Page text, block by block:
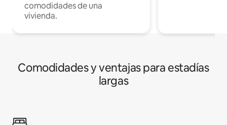
comodidades de una
vivienda.
Comodidades y ventajas para estadías
largas